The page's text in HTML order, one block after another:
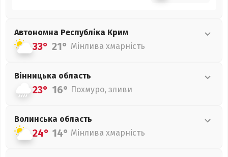
Автономна Республіка Крим
33° 21° Мінлива хмарність
Вінницька область
23° 16° Похмуро, зливи
Волинська область
24° 14° Мінлива хмарність